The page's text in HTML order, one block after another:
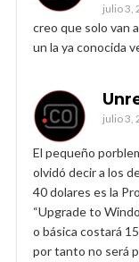
julio 3,
creo que solo van
un la ya conocida
julio 3,
El pequeño
olvidó decir a los
40 dolares es la
“Upgrade to
o básica costará
por tanto no será